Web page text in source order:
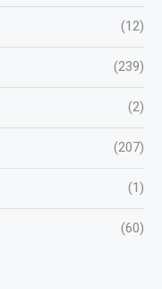
(12)
(239)
(2)
(207)
(1)
(60)